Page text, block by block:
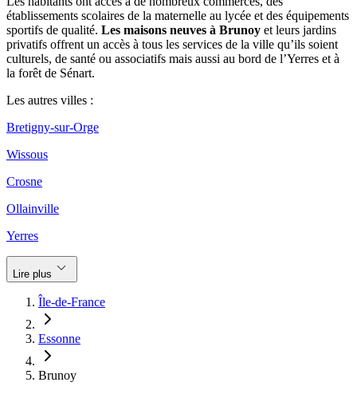
établissements scolaires de la maternelle au lycée et des équipements
sportifs de qualité. Les maisons neuves à Brunoy et leurs jardins
privatifs offrent un accès à tous les services de la ville qu’ils soient
culturels, de santé ou associatifs mais aussi au bord de l’Yerres et à
la forêt de Sénart.
Les autres villes :
Bretigny-sur-Orge
Wissous
Crosne
Ollainville
Yerres
Lire plus keyboard_arrow_down
Île-de-France
Essonne
Brunoy